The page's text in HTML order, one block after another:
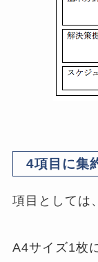
4項目に集
項目としては
A4サイズ1枚